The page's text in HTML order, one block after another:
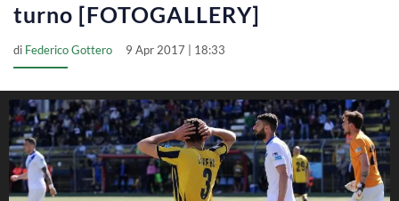
turno [FOTOGALLERY]
di Federico Gottero 9 Apr 2017 | 18:33